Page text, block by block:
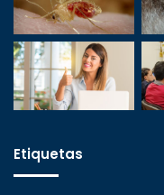
Etiquetas